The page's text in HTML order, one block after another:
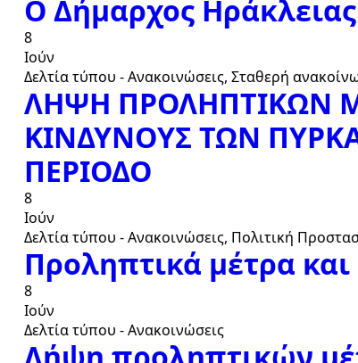
Ο Δήμαρχος Ηράκλειας
8
Ιούν
Δελτία τύπου - Ανακοινώσεις Σταθερή
ΛΗΨΗ ΠΡΟΛΗΠΤΙΚΩΝ
ΚΙΝΔΥΝΟΥΣ ΤΩΝ
ΠΕΡΙΟΔΟ
8
Ιούν
Δελτία τύπου - Ανακοινώσεις Πολιτική
Προληπτικά μέτρα
8
Ιούν
Δελτία τύπου - Ανακοινώσεις